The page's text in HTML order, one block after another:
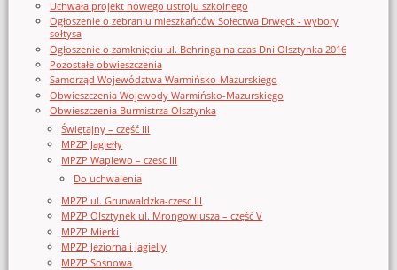
Uchwała projekt nowego ustroju szkolnego
Ogłoszenie o zebraniu mieszkańców Sołectwa Drwęck - wybory
sołtysa
Ogłoszenie o zamknięciu ul. Behringa na czas Dni Olsztynka 2016
Pozostałe obwieszczenia
Samorząd Województwa Warmińsko-Mazurskiego
Obwieszczenia Wojewody Warmińsko-Mazurskiego
Obwieszczenia Burmistrza Olsztynka
Świętajny – część III
MPZP Jagiełły
MPZP Waplewo – czesc III
Do uchwalenia
MPZP ul. Grunwaldzka-czesc III
MPZP Olsztynek ul. Mrongowiusza – część V
MPZP Mierki
MPZP Jeziorna i Jagielly
MPZP Sosnowa